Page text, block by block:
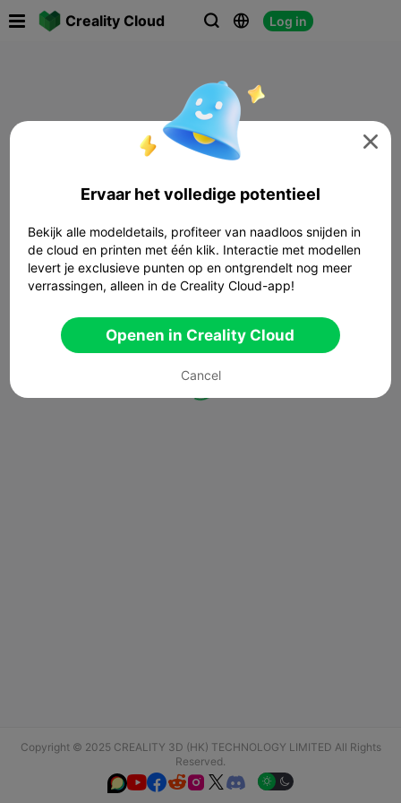
Creality Cloud   Log in
Copyright © 2025 CREALITY 3D (HK) TECHNOLOGY LIMITED All Rights
Reserved.
  

Ervaar het volledige potentieel
Bekijk alle modeldetails, profiteer van naadloos snijden in
de cloud en printen met één klik. Interactie met modellen
levert je exclusieve punten op en ontgrendelt nog meer
verrassingen, alleen in de Creality Cloud-app!
Openen in Creality Cloud
Cancel